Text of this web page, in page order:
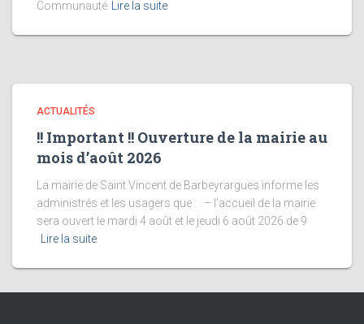
Communauté
Lire la suite
ACTUALITÉS
!! Important !! Ouverture de la mairie au
mois d’août 2026
La mairie de Saint Vincent de Barbeyrargues informe les
administrés et les usagers que : – l’accueil de la mairie
sera ouvert le mardi 4 août et le jeudi 6 août 2026 de 9
Lire la suite